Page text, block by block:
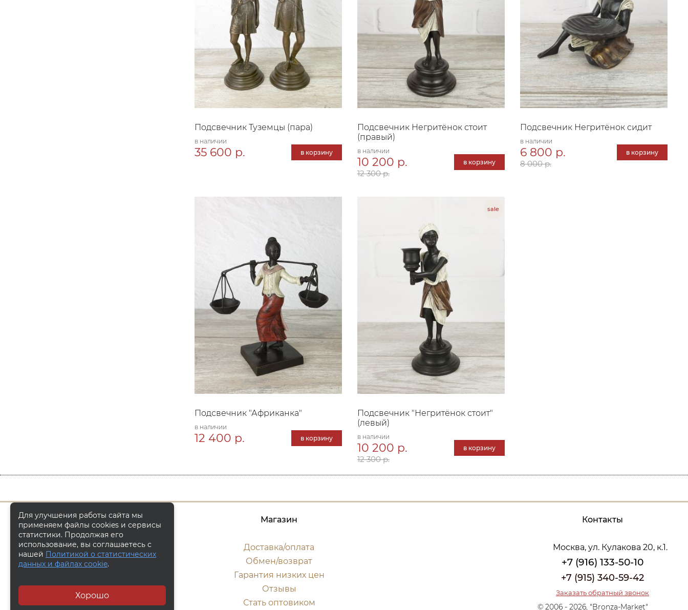
Подсвечник Туземцы (пара)
в наличии
35 600 р. в корзину
Подсвечник Негритёнок стоит
(правый)
в наличии
10 200 р.
12 300 р.
в корзину
Подсвечник Негритёнок сидит
в наличии
6 800 р.
8 000 р.
в корзину
Подсвечник "Африканка"
в наличии
12 400 р. в корзину
Подсвечник "Негритёнок стоит"
(левый)
в наличии
10 200 р.
12 300 р.
в корзину
Магазин
Доставка/оплата
Обмен/возврат
Гарантия низких цен
Отзывы
Стать оптовиком
Контакты
Москва, ул. Кулакова 20, к.1.
+7 (916) 133-50-10
+7 (915) 340-59-42
Заказать обратный звонок
© 2006 - 2026, "Bronza-Market"
Для улучшения работы сайта мы
применяем файлы cookies и сервисы
статистики. Продолжая его
использование, вы соглашаетесь с
нашей Политикой о статистических
данных и файлах cookie.
Хорошо